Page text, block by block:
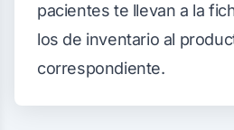
pacientes te llevan a la
los de inventario al
correspondiente.